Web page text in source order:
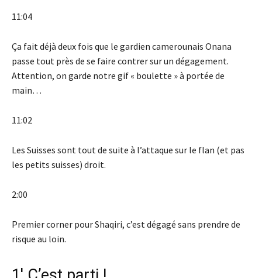
11:04
Ça fait déjà deux fois que le gardien camerounais Onana
passe tout près de se faire contrer sur un dégagement.
Attention, on garde notre gif « boulette » à portée de
main…
11:02
Les Suisses sont tout de suite à l’attaque sur le flan (et pas
les petits suisses) droit.
2:00
Premier corner pour Shaqiri, c’est dégagé sans prendre de
risque au loin.